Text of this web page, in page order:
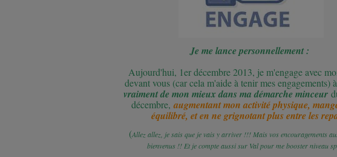
Je me lance personnellement :
Aujourd'hui, 1er décembre 2013, je m'engage avec
devant vous (car cela m'aide à tenir mes engagements) à
vraiment de mon mieux dans ma démarche minceur
décembre, augmentant mon activité physique,
équilibré, et en ne grignotant plus entre les
(Allez allez, je sais que je vais y arriver !!! Mais vos encouragements
bienvenus !! Et je compte aussi sur Val pour me booster niveau